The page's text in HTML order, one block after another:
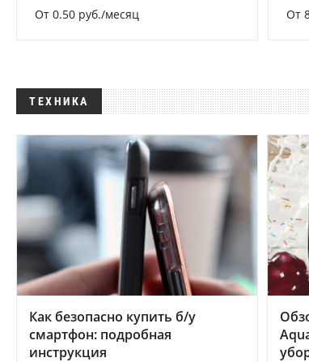
От 0.50 руб./месяц От
ТЕХНИКА
Как безопасно купить б/у
смартфон: подробная
инструкция